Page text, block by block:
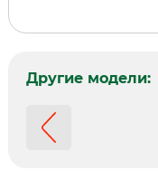
Другие модели: